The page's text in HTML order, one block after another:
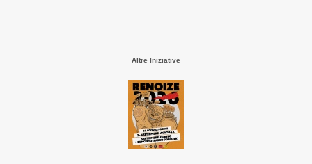
Altre Iniziative